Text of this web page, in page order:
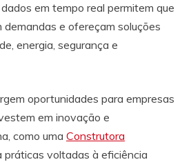
em tempo real permitem que
e ofereçam soluções
energia, segurança e
oportunidades para empresas
em inovação e
como uma Construtora
práticas voltadas à eficiência